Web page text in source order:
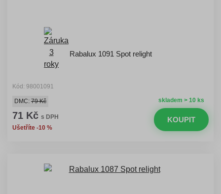
Rabalux 1091 Spot relight
Kód: 98001091
skladem > 10 ks
DMC: 79 Kč
71 Kč s DPH
Ušetříte -10 %
KOUPIT